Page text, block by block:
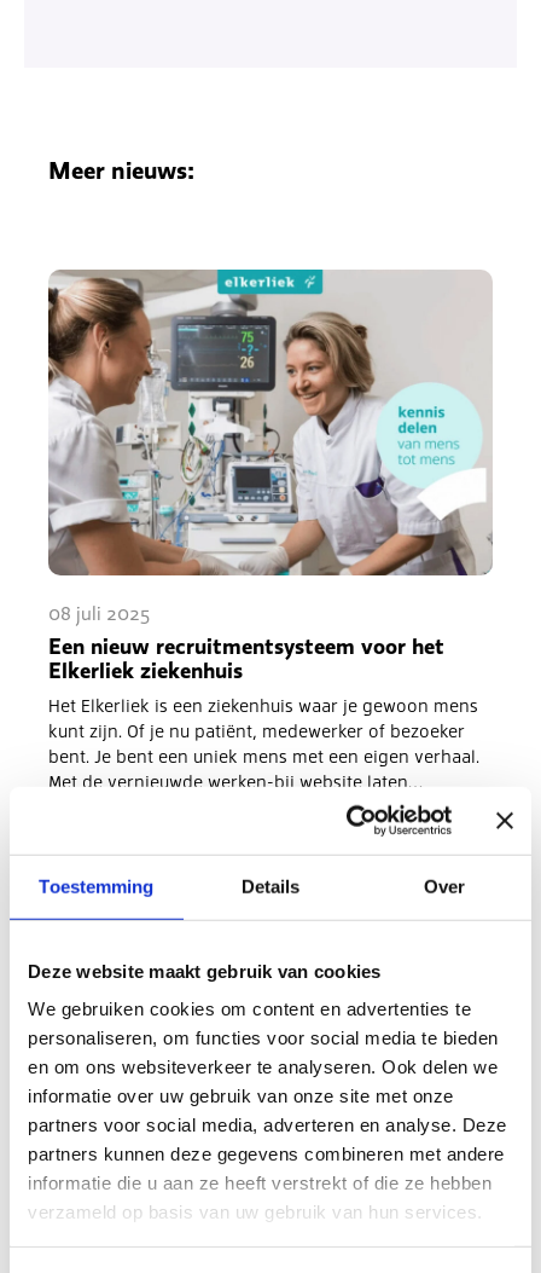
Toestemming Details Over
Deze website maakt gebruik van cookies
We gebruiken cookies om content en advertenties te
personaliseren, om functies voor social media te bieden
en om ons websiteverkeer te analyseren. Ook delen we
informatie over uw gebruik van onze site met onze
partners voor social media, adverteren en analyse. Deze
partners kunnen deze gegevens combineren met andere
informatie die u aan ze heeft verstrekt of die ze hebben
verzameld op basis van uw gebruik van hun services.
Meer nieuws:
08 juli 2025
Een nieuw recruitmentsysteem voor het
Elkerliek ziekenhuis
Het Elkerliek is een ziekenhuis waar je gewoon mens
kunt zijn. Of je nu patiënt, medewerker of bezoeker
bent. Je bent een uniek mens met een eigen verhaal.
Met de vernieuwde werken-bij website laten…
17 juni 2025